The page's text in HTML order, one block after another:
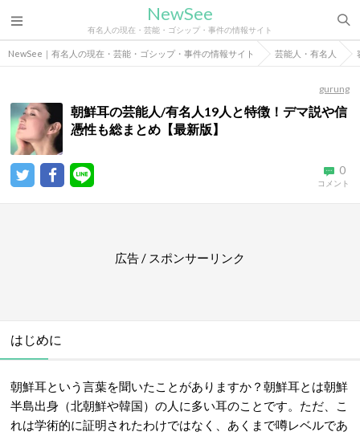
NewSee
有名人の現在・芸能・ゴシップ・事件の情報サイト
NewSee｜有名人の現在・芸能・ゴシップ・事件の情報サイト 芸能人・有名人
gurung
朝鮮耳の芸能人/有名人19人と特徴！デマ説や信
憑性も総まとめ【最新版】
0
コメント
広告 / スポンサーリンク
はじめに
朝鮮耳という言葉を聞いたことがありますか？朝鮮耳とは朝鮮
半島出身（北朝鮮や韓国）の人に多い耳のことです。ただ、こ
れは学術的に証明されたわけではなく、あくまで噂レベルであ